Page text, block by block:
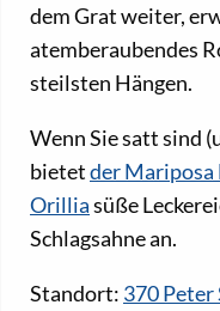
dem Grat weiter,
atemberaubendes
steilsten Hängen.
Wenn Sie satt sind
bietetder Mariposa
Orilliasüße
Schlagsahne an.
Standort: 370